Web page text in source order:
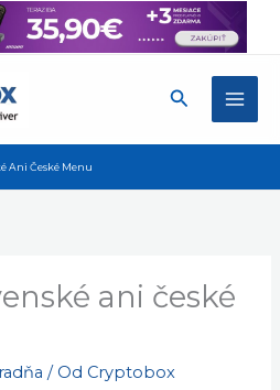
Hľadať
Ani České Menu
ani české
/ Od Cryptobox